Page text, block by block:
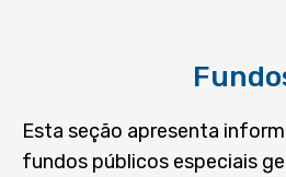
Legislação
Perguntas
Glossário
Esta seção apresenta
fundos públicos especiais